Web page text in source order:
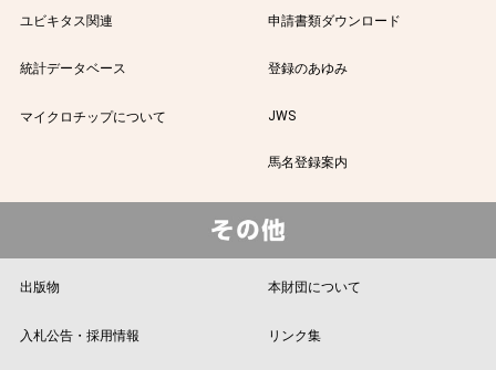
ユビキタス関連 申請書類ダウンロード
統計データベース 登録のあゆみ
マイクロチップについて JWS
馬名登録案内
出版物 本財団について
入札公告・採用情報 リンク集